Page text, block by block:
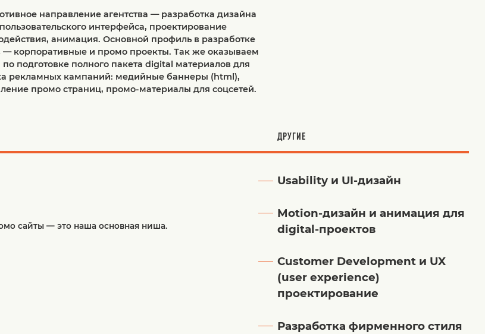
направление агентства — разработка дизайна
интерфейса, проектирование
анимация. Основной профиль в разработке
— корпоративные и промо проекты. Так же оказываем
по подготовке полного пакета digital материалов для
рекламных кампаний: медийные баннеры (html),
промо страниц, промо-материалы для соцсетей.
ДРУГИЕ
сайты — это наша основная ниша.
Usability и UI-дизайн
Motion-дизайн и анимация для
digital-проектов
Customer Development и UX
(user experience)
проектирование
Разработка фирменного стиля